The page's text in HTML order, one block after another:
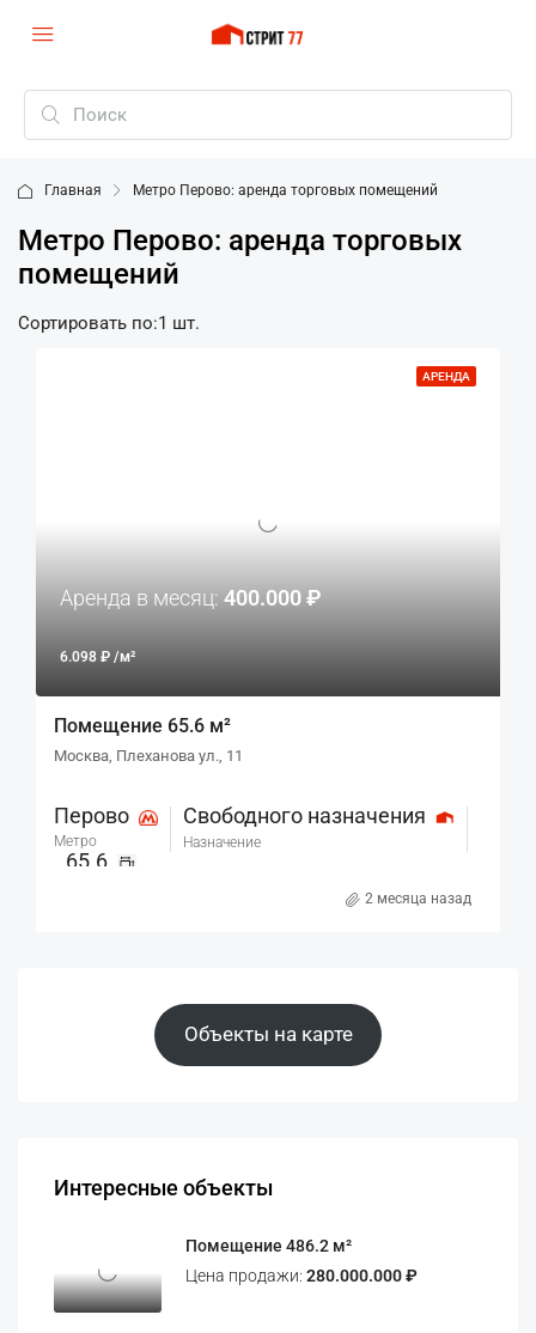
Главная Метро Перово: аренда торговых помещений
Метро Перово: аренда торговых
помещений
1 шт.
Сортировать по:
АРЕНДА
Аренда в месяц: 400.000 ₽
6.098 ₽ /м²
Помещение 65.6 м²
Москва, Плеханова ул., 11
Перово
Метро
Свободного назначения
Назначение
65.6
2 месяца назад
Объекты на карте
Интересные объекты
Помещение 486.2 м²
Цена продажи: 280.000.000 ₽